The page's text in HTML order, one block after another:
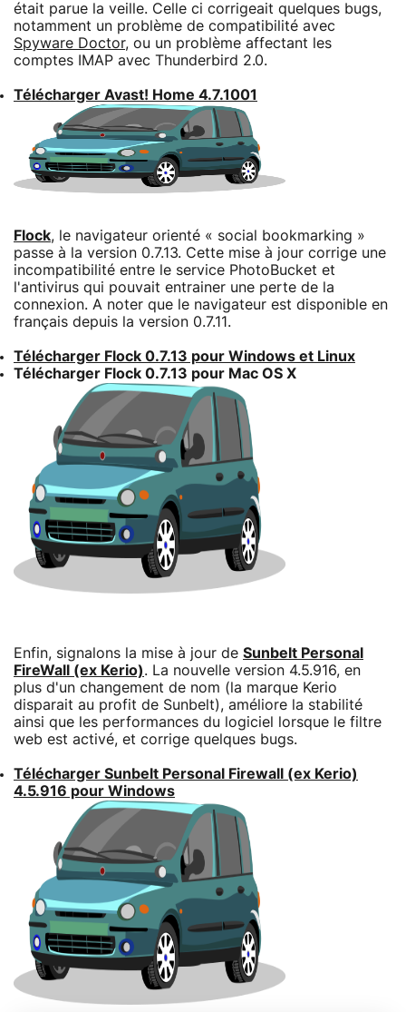
était parue la veille. Celle ci corrigeait quelques bugs,
notamment un problème de compatibilité avec
Spyware Doctor, ou un problème affectant les
comptes IMAP avec Thunderbird 2.0.
Télécharger Avast! Home 4.7.1001
Flock, le navigateur orienté « social bookmarking »
passe à la version 0.7.13. Cette mise à jour corrige une
incompatibilité entre le service PhotoBucket et
l'antivirus qui pouvait entrainer une perte de la
connexion. A noter que le navigateur est disponible en
français depuis la version 0.7.11.
Télécharger Flock 0.7.13 pour Windows et Linux
Télécharger Flock 0.7.13 pour Mac OS X
Enfin, signalons la mise à jour de Sunbelt Personal
FireWall (ex Kerio). La nouvelle version 4.5.916, en
plus d'un changement de nom (la marque Kerio
disparait au profit de Sunbelt), améliore la stabilité
ainsi que les performances du logiciel lorsque le filtre
web est activé, et corrige quelques bugs.
Télécharger Sunbelt Personal Firewall (ex Kerio)
4.5.916 pour Windows